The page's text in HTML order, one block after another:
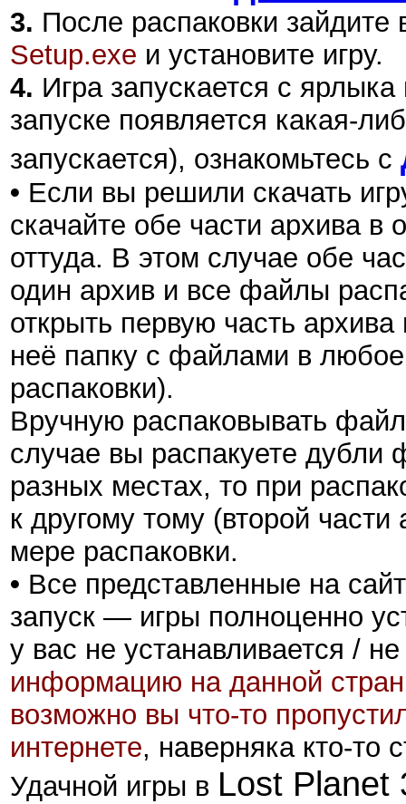
3. После распаковки зайдите
Setup.exe и установите игру.
4. Игра запускается с
запуске появляется какая-
запускается), ознакомьтесь с
• Если вы решили скачать
скачайте обе части архива в
оттуда. В этом случае обе
один архив и все файлы
открыть первую часть архива
неё папку с файлами в
распаковки).
Вручную распаковывать
случае вы распакуете дубли
разных местах, то при
к другому тому (второй
мере распаковки.
• Все представленные на
запуск — игры полноценно
у вас не устанавливается /
информацию на данной
возможно вы что-то
интернете, наверняка кто-то
Удачной игры в Lost